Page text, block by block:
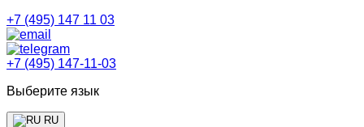
+7 (495) 147 11 03
+7 (495) 147-11-03
Выберите язык
RU